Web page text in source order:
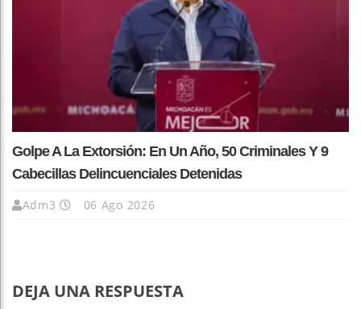
Golpe A La Extorsión: En Un Año, 50 Criminales Y 9
Cabecillas Delincuenciales Detenidas
Adm3 06 Ago 2026
DEJA UNA RESPUESTA